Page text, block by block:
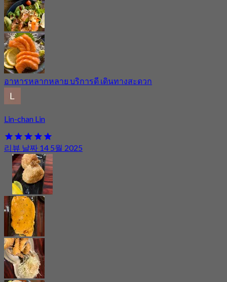
อาหารหลากหลาย บริการดี เดินทางสะดวก
Lin-chan Lin
리뷰 날짜 14 5월 2025